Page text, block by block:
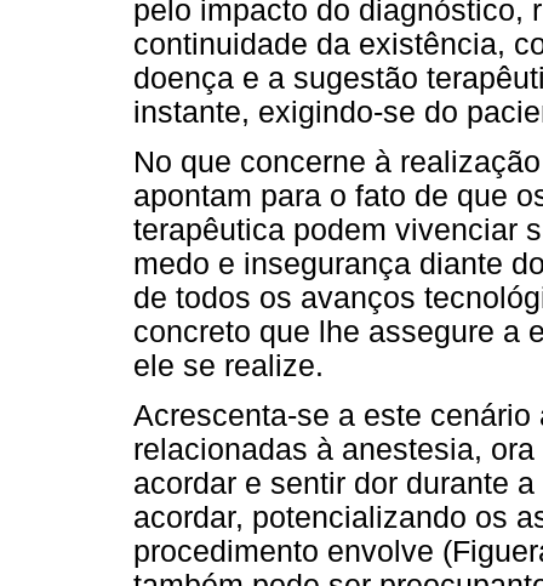
pelo impacto do diagnóstico,
continuidade da existência,
doença e a sugestão
instante, exigindo-se do
No que concerne à
apontam para o fato de que
terapêutica podem vivenciar
medo e insegurança diante
de todos os avanços
concreto que lhe assegure a
ele se realize.
Acrescenta-se a este
relacionadas à anestesia,
acordar e sentir dor durante
acordar, potencializando os
procedimento envolve